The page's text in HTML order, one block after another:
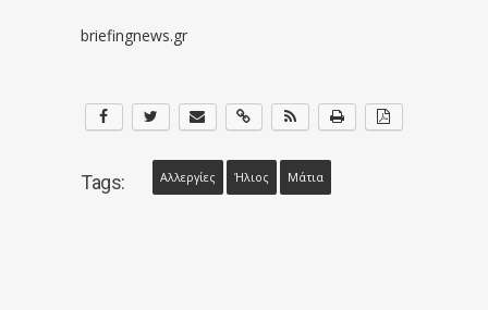
briefingnews.gr
Tags: Αλλεργίες Ήλιος Μάτια